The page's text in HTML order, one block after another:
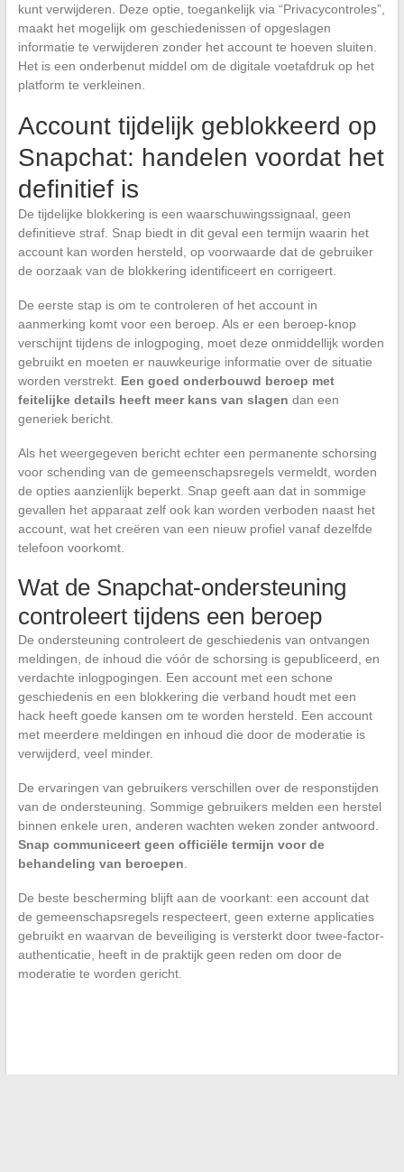
kunt verwijderen. Deze optie, toegankelijk via “Privacycontroles”,
maakt het mogelijk om geschiedenissen of opgeslagen
informatie te verwijderen zonder het account te hoeven sluiten.
Het is een onderbenut middel om de digitale voetafdruk op het
platform te verkleinen.
Account tijdelijk geblokkeerd op
Snapchat: handelen voordat het
definitief is
De tijdelijke blokkering is een waarschuwingssignaal, geen
definitieve straf. Snap biedt in dit geval een termijn waarin het
account kan worden hersteld, op voorwaarde dat de gebruiker
de oorzaak van de blokkering identificeert en corrigeert.
De eerste stap is om te controleren of het account in
aanmerking komt voor een beroep. Als er een beroep-knop
verschijnt tijdens de inlogpoging, moet deze onmiddellijk worden
gebruikt en moeten er nauwkeurige informatie over de situatie
worden verstrekt. Een goed onderbouwd beroep met
feitelijke details heeft meer kans van slagen dan een
generiek bericht.
Als het weergegeven bericht echter een permanente schorsing
voor schending van de gemeenschapsregels vermeldt, worden
de opties aanzienlijk beperkt. Snap geeft aan dat in sommige
gevallen het apparaat zelf ook kan worden verboden naast het
account, wat het creëren van een nieuw profiel vanaf dezelfde
telefoon voorkomt.
Wat de Snapchat-ondersteuning
controleert tijdens een beroep
De ondersteuning controleert de geschiedenis van ontvangen
meldingen, de inhoud die vóór de schorsing is gepubliceerd, en
verdachte inlogpogingen. Een account met een schone
geschiedenis en een blokkering die verband houdt met een
hack heeft goede kansen om te worden hersteld. Een account
met meerdere meldingen en inhoud die door de moderatie is
verwijderd, veel minder.
De ervaringen van gebruikers verschillen over de responstijden
van de ondersteuning. Sommige gebruikers melden een herstel
binnen enkele uren, anderen wachten weken zonder antwoord.
Snap communiceert geen officiële termijn voor de
behandeling van beroepen
De beste bescherming blijft aan de voorkant: een account dat
de gemeenschapsregels respecteert, geen externe applicaties
gebruikt en waarvan de beveiliging is versterkt door twee-factor-
authenticatie, heeft in de praktijk geen reden om door de
moderatie te worden gericht.